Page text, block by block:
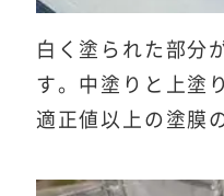
白く塗られた部分
す。中塗りと上塗
適正値以上の塗膜